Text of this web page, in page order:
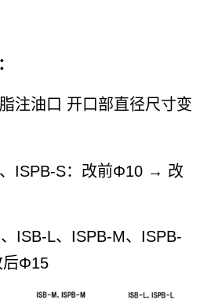
注油口 开口部直径尺寸变
S：改前Φ10 → 改
ISB-L、ISPB-M、ISPB-
Φ15